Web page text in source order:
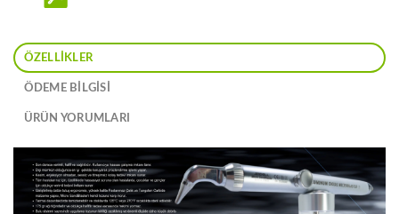
ÖZELLIKLER
ÖDEME BİLGİSİ
ÜRÜN YORUMLARI